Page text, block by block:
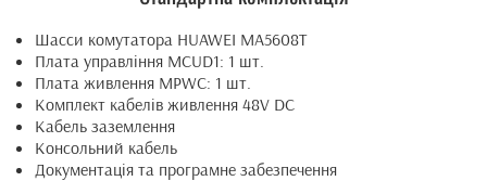
Шасси комутатора HUAWEI MA5608T
Плата управління MCUD1: 1 шт.
Плата живлення MPWC: 1 шт.
Комплект кабелів живлення 48V DC
Кабель заземлення
Консольний кабель
Документація та програмне забезпечення